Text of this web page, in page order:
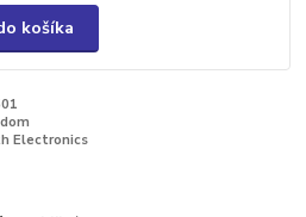
košíka
Electronics